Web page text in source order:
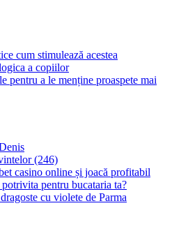
cum stimulează acestea
a copiilor
pentru a le menține proaspete mai
(246)
casino online și joacă profitabil
pentru bucataria ta?
cu violete de Parma